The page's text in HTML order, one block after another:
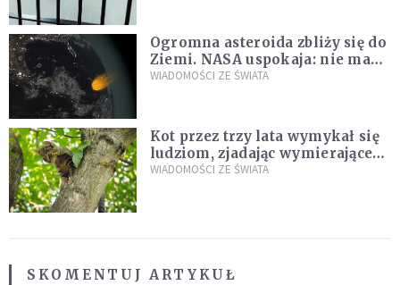
Ogromna asteroida zbliży się do
Ziemi. NASA uspokaja: nie ma
zagrożenia
WIADOMOŚCI ZE ŚWIATA
Kot przez trzy lata wymykał się
ludziom, zjadając wymierające
kaczki. W końcu popełnił
WIADOMOŚCI ZE ŚWIATA
SKOMENTUJ ARTYKUŁ